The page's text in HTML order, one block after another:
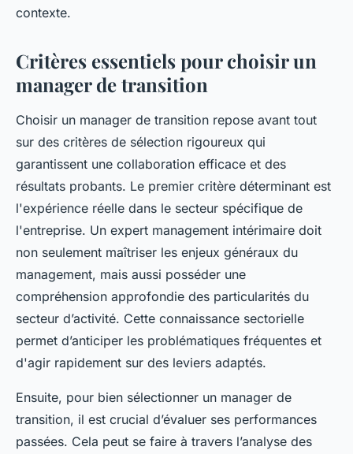
contexte.
Critères essentiels pour choisir un
manager de transition
Choisir un manager de transition repose avant tout
sur des critères de sélection rigoureux qui
garantissent une collaboration efficace et des
résultats probants. Le premier critère déterminant est
l'expérience réelle dans le secteur spécifique de
l'entreprise. Un expert management intérimaire doit
non seulement maîtriser les enjeux généraux du
management, mais aussi posséder une
compréhension approfondie des particularités du
secteur d’activité. Cette connaissance sectorielle
permet d’anticiper les problématiques fréquentes et
d'agir rapidement sur des leviers adaptés.
Ensuite, pour bien sélectionner un manager de
transition, il est crucial d’évaluer ses performances
passées. Cela peut se faire à travers l’analyse des